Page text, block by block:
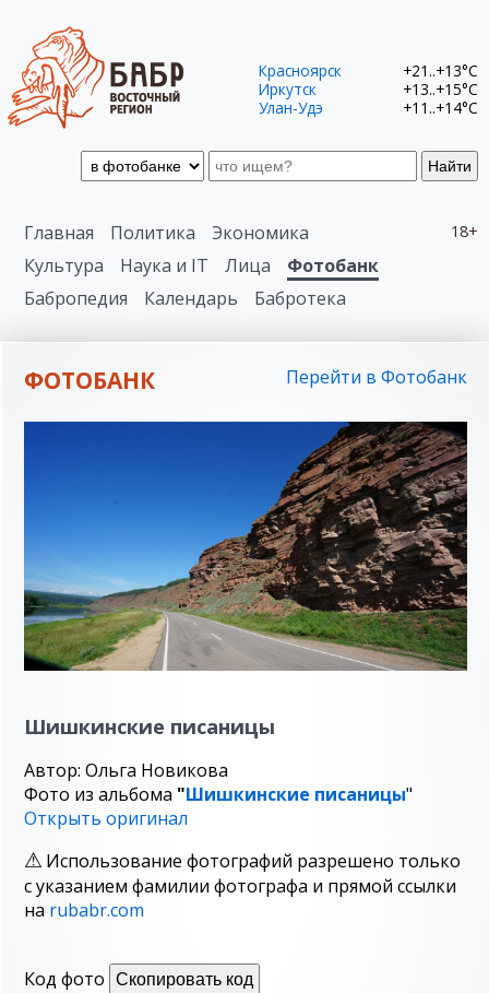
Найти
Красноярск
+21..+13°C
Иркутск
+13..+15°C
Улан-Удэ
+11..+14°C
18+
Главная Политика
Экономика
Культура
Наука и IT Лица
Фотобанк
Бабропедия
Календарь Бабротека
ФОТОБАНК Перейти в Фотобанк
Шишкинcкие писаницы
Автор: Ольга Новикова
Фото из альбома "Шишкинcкие писаницы"
Открыть оригинал
Использование фотографий разрешено только
с указанием фамилии фотографа и прямой ссылки
на rubabr.com
Код фото Скопировать код